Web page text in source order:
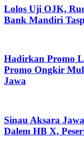
Lolos Uji OJK,
Bank Mandiri
Hadirkan Promo
Promo Ongkir
Jawa
Sinau Aksara
Dalem HB X,